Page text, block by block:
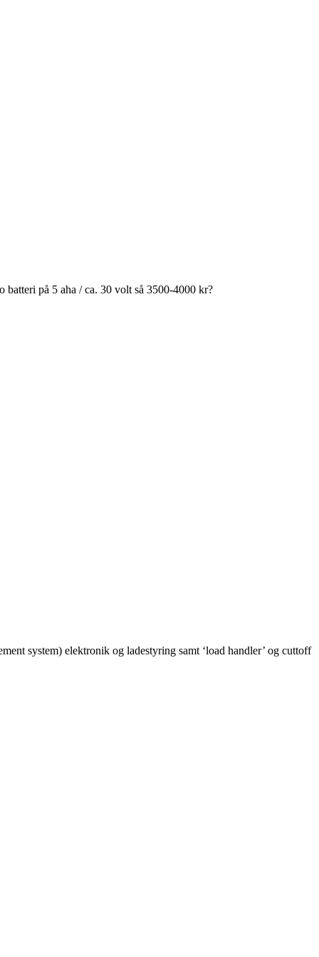
på 5 aha / ca. 30 volt så 3500-4000 kr?
system) elektronik og ladestyring samt ‘load handler’ og cuttoff